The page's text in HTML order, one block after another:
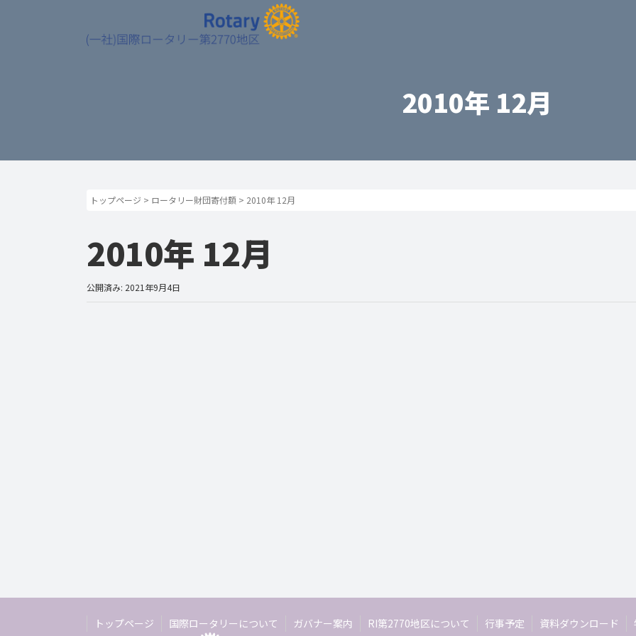
2010年 12月
トップページ > ロータリー財団寄付額 > 2010年 12月
2010年 12月
公開済み: 2021年9月4日
トップページ 国際ロータリーについて ガバナー案内 RI第2770地区について 行事予定 資料ダウンロード